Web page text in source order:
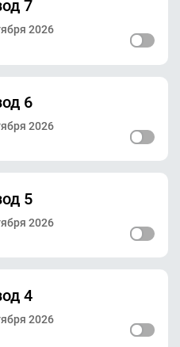
7
2026
6
2026
5
2026
4
2026